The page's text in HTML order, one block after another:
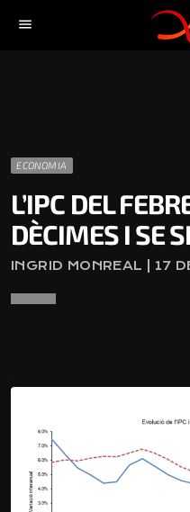
menu
ECONOMIA
L’IPC DEL
DÈCIMES I SE
INGRID MONREAL | 17